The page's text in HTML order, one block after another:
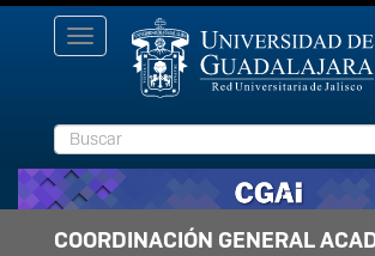
Pasar al contenido principal
Toggle
navigation
Buscar
COORDINACIÓN GENERAL